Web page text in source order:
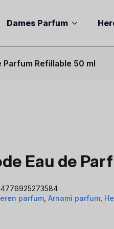
Dames Parfum
Parfum Refillable 50 ml
Eau de
parfum ,Arnami parfum